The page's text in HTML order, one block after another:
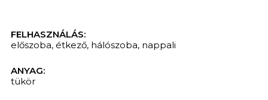
FELHASZNÁLÁS:
előszoba, étkező, hálószoba, nappali
ANYAG:
tükör